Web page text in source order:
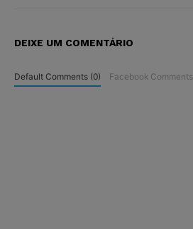
DEIXE UM COMENTÁRIO
Default Comments (0) Facebook Comments